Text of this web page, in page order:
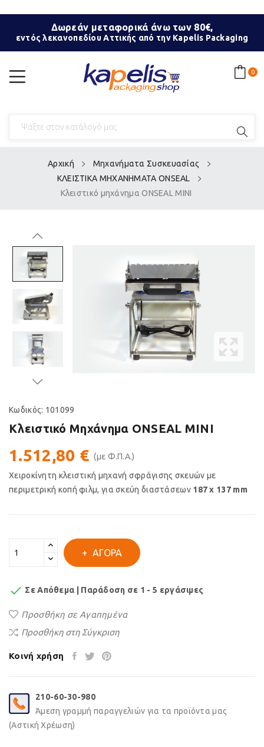
Δωρεάν μεταφορικά άνω των 80€,
εντός λεκανοπεδίου Αττικής από την Kapelis Packaging
0
Αρχική
Μηχανήματα Συσκευασίας
ΚΛΕΙΣΤΙΚΑ ΜΗΧΑΝΗΜΑΤΑ ONSEAL
Κλειστικό μηχάνημα ONSEAL MINI
Κωδικός: 101099
Κλειστικό Μηχάνημα ONSEAL MINI
1.512,80 € (με Φ.Π.Α.)
Χειροκίνητη κλειστική μηχανή σφράγισης σκευών με
περιμετρική κοπή φιλμ, για σκεύη διαστάσεων 187 x 137 mm
ΑΓΟΡΆ
 Σε Απόθεμα | Παράδοση σε 1 - 5 εργάσιμες
Προσθήκη σε Αγαπημένα
Προσθήκη στη Σύγκριση
Κοινή χρήση
210-60-30-980
Άμεση γραμμή παραγγελιών για τα προϊόντα μας
(Αστική Χρέωση)